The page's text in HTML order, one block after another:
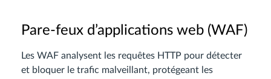
Pare-feux d’applications web (WAF)
Les WAF analysent les requêtes HTTP pour détecter
et bloquer le trafic malveillant, protégeant les